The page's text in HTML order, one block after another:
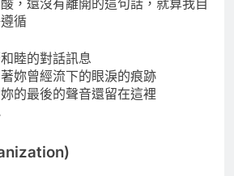
循
睦的對話訊息
妳曾經流下的眼淚的痕跡
的最後的聲音還留在這裡